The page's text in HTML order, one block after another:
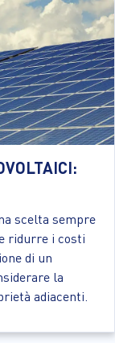
scelta sempre
ridurre i costi
di un
la
adiacenti.